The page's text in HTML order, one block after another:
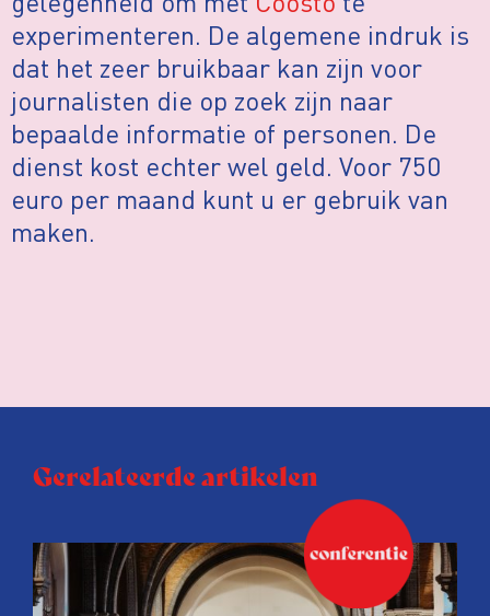
experimenteren. De algemene indruk is
dat het zeer bruikbaar kan zijn voor
journalisten die op zoek zijn naar
bepaalde informatie of personen. De
dienst kost echter wel geld. Voor 750
euro per maand kunt u er gebruik van
maken.
Gerelateerde artikelen